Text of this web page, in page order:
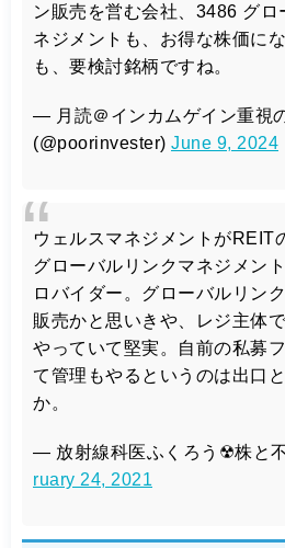
ン販売を営む会社、3486 グロ
ネジメントも、お得な株価に
も、要検討銘柄ですね。
— 月読＠インカムゲイン重視
(@poorinvester) June 9, 2024
ウェルスマネジメントがREIT
グローバルリンクマネジメン
ロバイダー。グローバルリン
販売かと思いきや、レジ主体
やっていて堅実。自前の私募
て管理もやるというのは出口
か。
— 放射線科医ふくろう☢株と
ruary 24, 2021